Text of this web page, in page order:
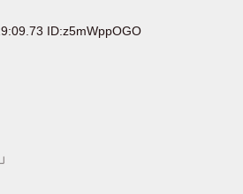
ID:z5mWppOGO